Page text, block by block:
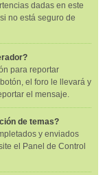
dadas en este
no está seguro de
para reportar
el foro le llevará y
el mensaje.
de temas?
y enviados
el Panel de Control